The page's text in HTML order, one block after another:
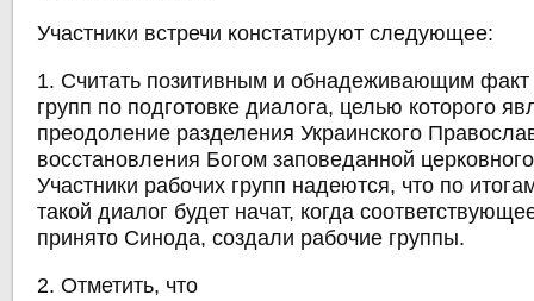
Участники встречи констатируют следующее:
1. Считать позитивным и обнадеживающим факт
групп по подготовке диалога, целью которого
преодоление разделения Украинского
восстановления Богом заповеданной
Участники рабочих групп надеются, что по
такой диалог будет начат, когда
принято Синода, создали рабочие группы.
2. Отметить, что